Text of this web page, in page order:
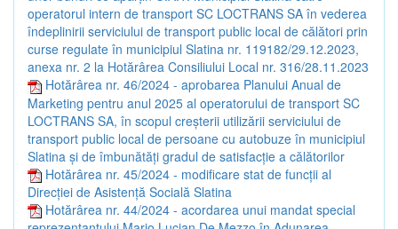
operatorul intern de transport SC LOCTRANS SA în vederea
îndeplinirii serviciului de transport public local de călători prin
curse regulate în municipiul Slatina nr. 119182/29.12.2023,
anexa nr. 2 la Hotărârea Consiliului Local nr. 316/28.11.2023
Hotărârea nr. 46/2024 - aprobarea Planului Anual de
Marketing pentru anul 2025 al operatorului de transport SC
LOCTRANS SA, în scopul creșterii utilizării serviciului de
transport public local de persoane cu autobuze în municipiul
Slatina și de îmbunătăți gradul de satisfacție a călătorilor
Hotărârea nr. 45/2024 - modificare stat de funcții al
Direcției de Asistență Socială Slatina
Hotărârea nr. 44/2024 - acordarea unui mandat special